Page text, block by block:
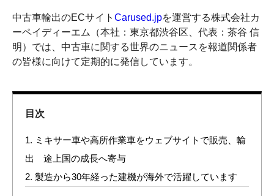
中古車輸出のECサイト Carused.jpを運営する株式会社カ
ーペイディーエム（本社：東京都渋谷区、代表：茶谷 信
明）では、中古車に関する世界のニュースを報道関係者
の皆様に向けて定期的に発信しています。
目次
1. ミキサー車や高所作業車をウェブサイトで販売、輸
出 途上国の成長へ寄与
2. 製造から30年経った建機が海外で活躍しています